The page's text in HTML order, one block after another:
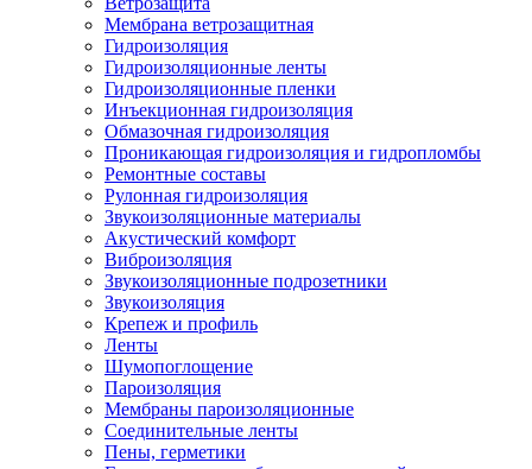
Мембрана ветрозащитная
Гидроизоляция
Гидроизоляционные ленты
Гидроизоляционные пленки
Инъекционная гидроизоляция
Обмазочная гидроизоляция
Проникающая гидроизоляция и гидропломбы
Ремонтные составы
Рулонная гидроизоляция
Звукоизоляционные материалы
Акустический комфорт
Виброизоляция
Звукоизоляционные подрозетники
Звукоизоляция
Крепеж и профиль
Ленты
Шумопоглощение
Пароизоляция
Мембраны пароизоляционные
Соединительные ленты
Пены, герметики